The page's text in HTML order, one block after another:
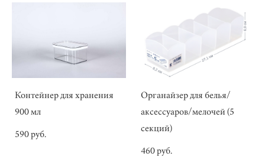
Контейнер для хранения
900 мл
590 pуб.
Органайзер для белья/
аксессуаров/мелочей (5
секций)
460 pуб.